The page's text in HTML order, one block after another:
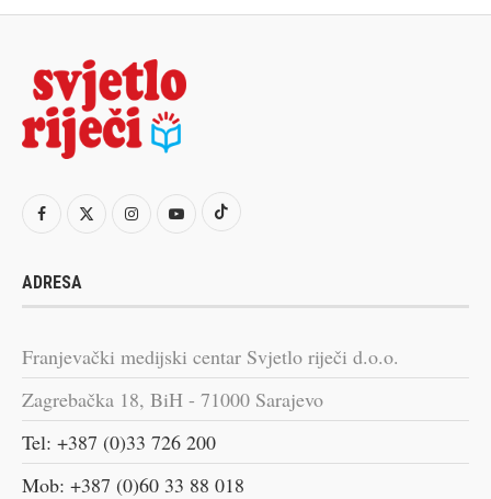
ADRESA
Franjevački medijski centar Svjetlo riječi d.o.o.
Zagrebačka 18, BiH - 71000 Sarajevo
Tel: +387 (0)33 726 200
Mob: +387 (0)60 33 88 018